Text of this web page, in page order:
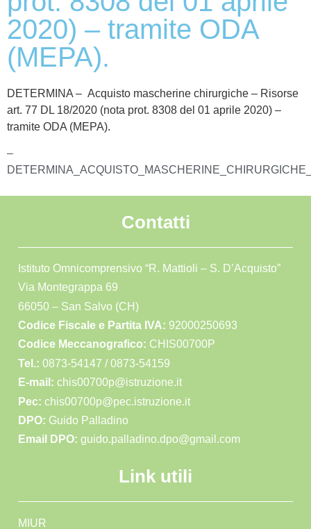
2020) – tramite ODA
(MEPA).
DETERMINA – Acquisto mascherine chirurgiche – Risorse
art. 77 DL 18/2020 (nota prot. 8308 del 01 aprile 2020) –
tramite ODA (MEPA).
–
Contatti
Istituto Omnicomprensivo “R. Mattioli – S. D’Acquisto”
Via Montegrappa 69
66050 – San Salvo (CH)
Codice Fiscale e Partita IVA: 92000250693
Codice Meccanografico: CHIS00700P
Tel.: 0873-54147 /0873-54159
E-mail: chis00700p@istruzione.it
Pec: chis00700p@pec.istruzione.it
DPO: Guido Palladino
Email DPO: guido.palladino.dpo@gmail.com
Link utili
MIUR